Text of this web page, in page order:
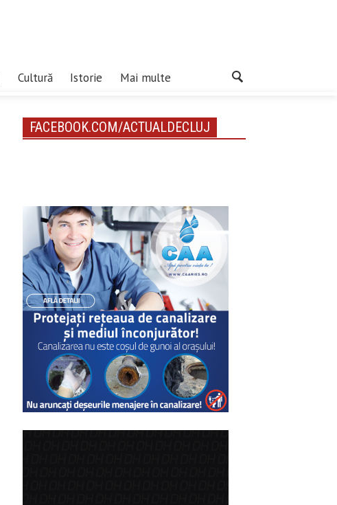
Cultură Istorie Mai multe
FACEBOOK.COM/ACTUALDECLUJ